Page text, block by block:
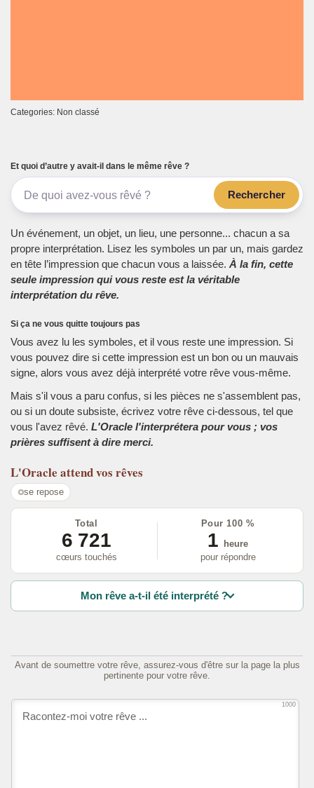
Categories: Non classé
Et quoi d’autre y avait-il dans le même rêve ?
Rechercher
Un événement, un objet, un lieu, une personne... chacun a sa
propre interprétation. Lisez les symboles un par un, mais gardez
en tête l’impression que chacun vous a laissée. À la fin, cette
seule impression qui vous reste est la véritable
interprétation du rêve.
Si ça ne vous quitte toujours pas
Vous avez lu les symboles, et il vous reste une impression. Si
vous pouvez dire si cette impression est un bon ou un mauvais
signe, alors vous avez déjà interprété votre rêve vous-même.
Mais s'il vous a paru confus, si les pièces ne s'assemblent pas,
ou si un doute subsiste, écrivez votre rêve ci-dessous, tel que
vous l'avez rêvé. L'Oracle l'interprétera pour vous ; vos
prières suffisent à dire merci.
L'Oracle attend vos rêves
se repose
Total
6 721
cœurs touchés
Pour 100 %
1
heure
pour répondre
Mon rêve a-t-il été interprété ?
Avant de soumettre votre rêve, assurez-vous d'être sur la page la plus
pertinente pour votre rêve.
1000